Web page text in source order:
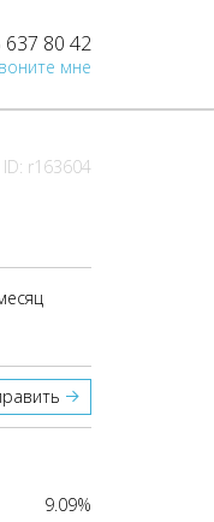
637 80 42
мне
ID: r163604
9.09%